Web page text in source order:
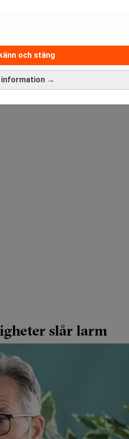
information →
och stäng
Medarbetare inom Intern
Sista ansökningsdag:
slår larm